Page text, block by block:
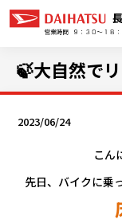
🍃大自然で
2023/06/24
こん
先日、バイクに乗